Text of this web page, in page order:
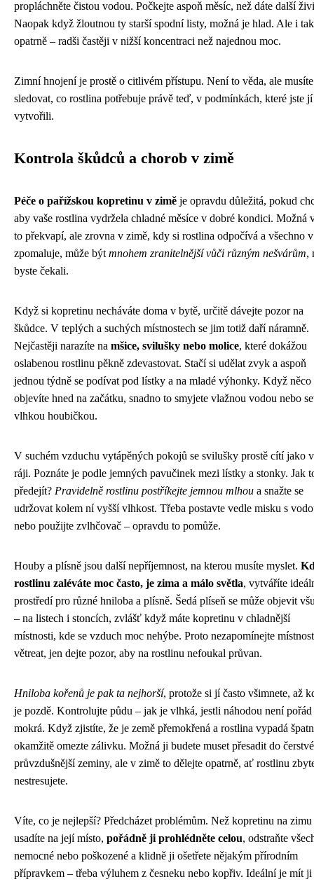
propláchněte čistou vodou. Počkejte aspoň měsíc, než dáte další
Naopak když žloutnou ty starší spodní listy, možná je hlad. Ale i tak
opatrně – radši častěji v nižší koncentraci než najednou moc.
Zimní hnojení je prostě o citlivém přístupu. Není to věda, ale musíte
sledovat, co rostlina potřebuje právě teď, v podmínkách, které jste jí
vytvořili.
Kontrola škůdců a chorob v zimě
Péče o pařížskou kopretinu v zimě je opravdu důležitá, pokud
aby vaše rostlina vydržela chladné měsíce v dobré kondici. Možná
to překvapí, ale zrovna v zimě, kdy si rostlina odpočívá a všechno
zpomaluje, může být mnohem zranitelnější vůči různým nešvárům,
byste čekali.
Když si kopretinu necháváte doma v bytě, určitě dávejte pozor na
škůdce. V teplých a suchých místnostech se jim totiž daří náramně.
Nejčastěji narazíte na mšice, svilušky nebo molice, které dokážou
oslabenou rostlinu pěkně zdevastovat. Stačí si udělat zvyk a aspoň
jednou týdně se podívat pod lístky a na mladé výhonky. Když něco
objevíte hned na začátku, snadno to smyjete vlažnou vodou nebo
vlhkou houbičkou.
V suchém vzduchu vytápěných pokojů se svilušky prostě cítí jako v
ráji. Poznáte je podle jemných pavučinek mezi lístky a stonky. Jak
předejít? Pravidelně rostlinu postříkejte jemnou mlhou a snažte se
udržovat kolem ní vyšší vlhkost. Třeba postavte vedle misku s
nebo použijte zvlhčovač – opravdu to pomůže.
Houby a plísně jsou další nepříjemnost, na kterou musíte myslet.
rostlinu zaléváte moc často, je zima a málo světla, vytváříte
prostředí pro různé hniloba a plísně. Šedá plíseň se může objevit
– na listech i stoncích, zvlášť když máte kopretinu v chladnější
místnosti, kde se vzduch moc nehýbe. Proto nezapomínejte místnost
větreat, jen dejte pozor, aby na rostlinu nefoukal průvan.
Hniloba kořenů je pak ta nejhorší, protože si jí často všimnete, až
je pozdě. Kontrolujte půdu – jak je vlhká, jestli náhodou není pořád
mokrá. Když zjistíte, že je země přemokřená a rostlina vypadá
okamžitě omezte zálivku. Možná ji budete muset přesadit do
průvzdušnější zeminy, ale v zimě to dělejte opatrně, ať rostlinu
nestresujete.
Víte, co je nejlepší? Předcházet problémům. Než kopretinu na zimu
usadíte na její místo, pořádně ji prohlédněte celou, odstraňte
nemocné nebo poškozené a klidně ji ošetřete nějakým přírodním
přípravkem – třeba výluhem z česneku nebo kopřiv. Ideální je mít ji